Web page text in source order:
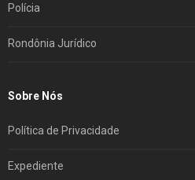
Polícia
Rondônia Jurídico
Sobre Nós
Política de Privacidade
Expediente